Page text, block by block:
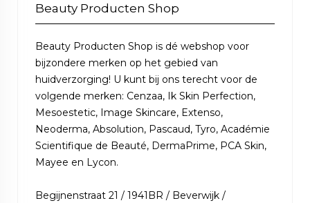
Beauty Producten Shop
Beauty Producten Shop is dé webshop voor
bijzondere merken op het gebied van
huidverzorging! U kunt bij ons terecht voor de
volgende merken: Cenzaa, Ik Skin Perfection,
Mesoestetic, Image Skincare, Extenso,
Neoderma, Absolution, Pascaud, Tyro, Académie
Scientifique de Beauté, DermaPrime, PCA Skin,
Mayee en Lycon.
Begijnenstraat 21 / 1941BR / Beverwijk /